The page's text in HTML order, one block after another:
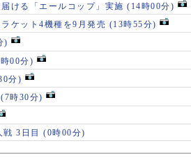
ける「エールコップ」実施 (14時00分)
ケット4機種を9月発売 (13時55分)
)
00分)
分)
(7時30分)
戦 3日目 (0時00分)